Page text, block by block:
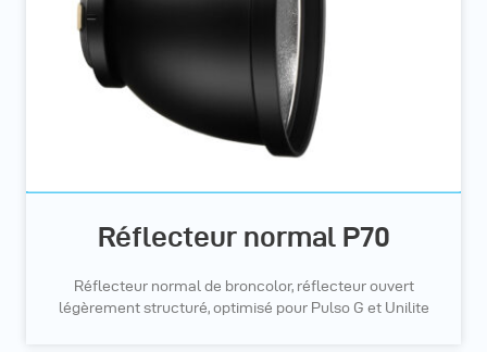
Réflecteur normal P70
Réflecteur normal de broncolor, réflecteur ouvert
légèrement structuré, optimisé pour Pulso G et Unilite